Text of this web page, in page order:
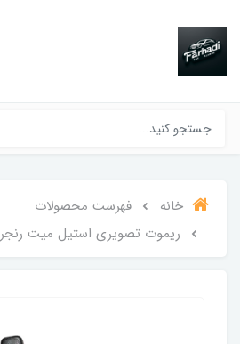
خانه
فهرست محصولات
ریموت تصویری استیل میت رنجر 4328